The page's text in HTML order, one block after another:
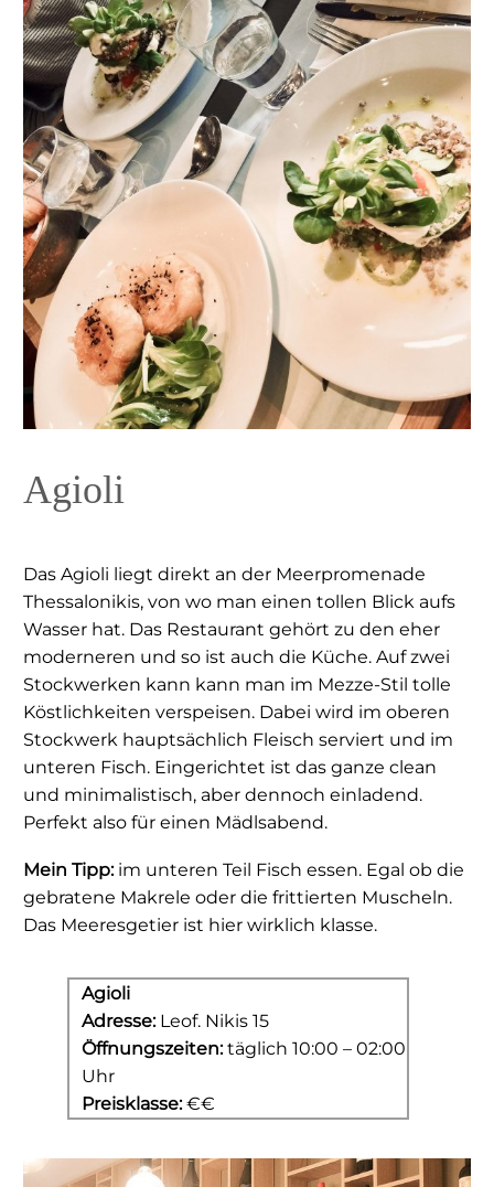
Agioli
Das Agioli liegt direkt an der Meerpromenade
Thessalonikis, von wo man einen tollen Blick aufs
Wasser hat. Das Restaurant gehört zu den eher
moderneren und so ist auch die Küche. Auf zwei
Stockwerken kann kann man im Mezze-Stil tolle
Köstlichkeiten verspeisen. Dabei wird im oberen
Stockwerk hauptsächlich Fleisch serviert und im
unteren Fisch. Eingerichtet ist das ganze clean
und minimalistisch, aber dennoch einladend.
Perfekt also für einen Mädlsabend.
Mein Tipp:im unteren Teil Fisch essen. Egal ob die
gebratene Makrele oder die frittierten Muscheln.
Das Meeresgetier ist hier wirklich klasse.
Agioli
Adresse:Leof. Nikis 15
Öffnungszeiten:täglich 10:00 – 02:00
Uhr
Preisklasse:€€